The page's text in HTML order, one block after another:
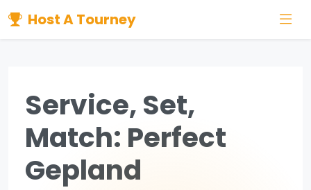
Host A Tourney
Service, Set,
Match: Perfect
Gepland